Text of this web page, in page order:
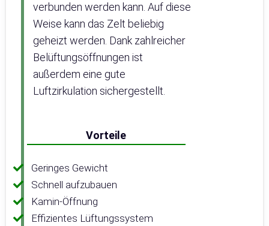
verbunden werden kann. Auf diese
Weise kann das Zelt beliebig
geheizt werden. Dank zahlreicher
Belüftungsöffnungen ist
außerdem eine gute
Luftzirkulation sichergestellt.
Vorteile
Geringes Gewicht
Schnell aufzubauen
Kamin-Öffnung
Effizientes Lüftungssystem